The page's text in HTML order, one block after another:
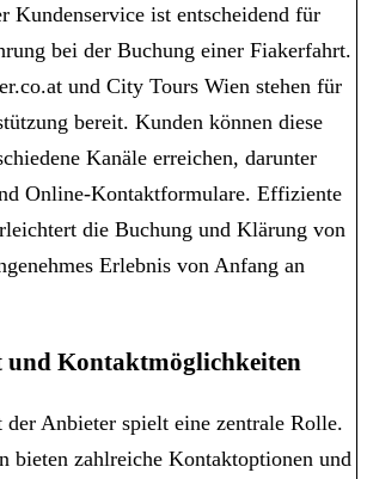
Kundenservice ist entscheidend für
bei der Buchung einer Fiakerfahrt.
und City Tours Wien stehen für
bereit. Kunden können diese
Kanäle erreichen, darunter
Online-Kontaktformulare. Effiziente
die Buchung und Klärung von
Erlebnis von Anfang an
Kontaktmöglichkeiten
Anbieter spielt eine zentrale Rolle.
bieten zahlreiche Kontaktoptionen und